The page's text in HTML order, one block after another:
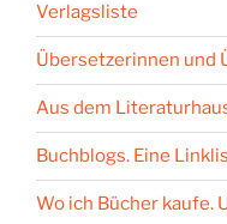
Verlagsliste
Übersetzerinnen und
Aus dem
Buchblogs. Eine
Wo ich Bücher kaufe.